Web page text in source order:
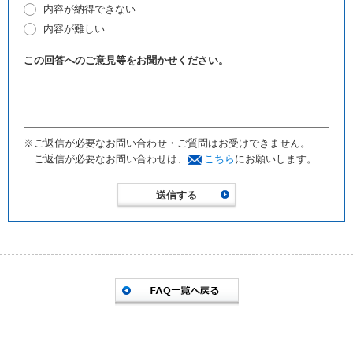
内容が納得できない
内容が難しい
この回答へのご意見等をお聞かせください。
※ご返信が必要なお問い合わせ・ご質問はお受けできません。
ご返信が必要なお問い合わせは、
こちら にお願いします。